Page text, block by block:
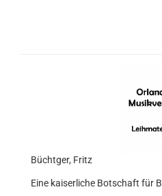
Büchtger, Fritz
Eine kaiserliche Botschaft für